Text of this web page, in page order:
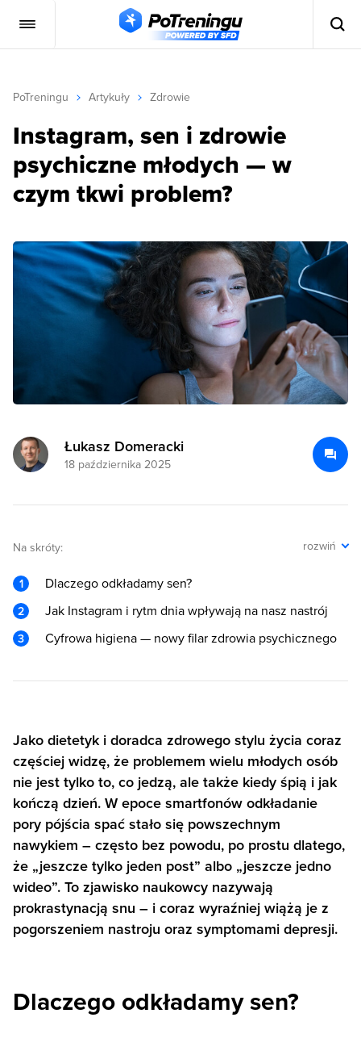
PoTreningu Artykuły Zdrowie
Instagram, sen i zdrowie
psychiczne młodych — w
czym tkwi problem?
Łukasz Domeracki
18 października 2025
Na skróty: rozwiń
Dlaczego odkładamy sen?
Jak Instagram i rytm dnia wpływają na nasz nastrój
Cyfrowa higiena — nowy filar zdrowia psychicznego
Jako dietetyk i doradca zdrowego stylu życia coraz
częściej widzę, że problemem wielu młodych osób
nie jest tylko to, co jedzą, ale także kiedy śpią i jak
kończą dzień. W epoce smartfonów odkładanie
pory pójścia spać stało się powszechnym
nawykiem – często bez powodu, po prostu dlatego,
że „jeszcze tylko jeden post” albo „jeszcze jedno
wideo”. To zjawisko naukowcy nazywają
prokrastynacją snu – i coraz wyraźniej wiążą je z
pogorszeniem nastroju oraz symptomami depresji.
Dlaczego odkładamy sen?